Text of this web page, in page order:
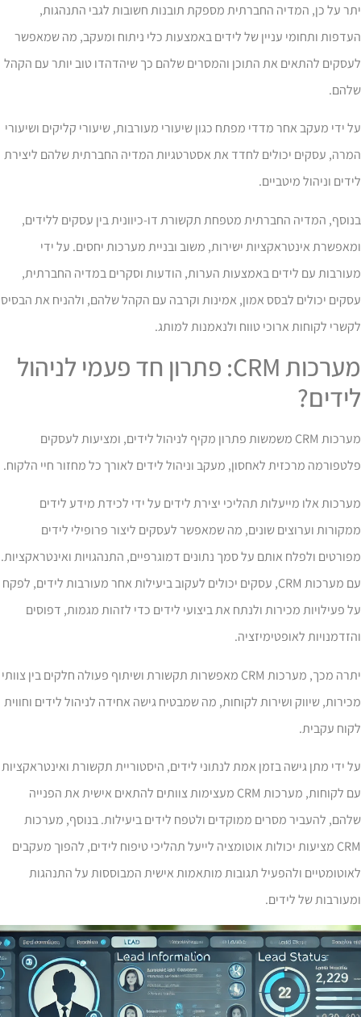
על כן, המדיה החברתית מספקת תובנות חשובות לגבי התנהגות,
ותחומי עניין של לידים באמצעות כלי ניתוח ומעקב, מה שמאפשר
להתאים את התוכן והמסרים שלהם כך שיהדהדו טוב יותר עם הקהל
ידי מעקב אחר מדדי מפתח כגון שיעורי מעורבות, שיעורי קליקים ושיעורי
עסקים יכולים לחדד את אסטרטגיות המדיה החברתית שלהם ליצירת
וניהול מיטביים.
המדיה החברתית מטפחת תקשורת דו-כיוונית בין עסקים ללידים,
אינטראקציות ישירות, משוב ובניית מערכות יחסים. על ידי
עם לידים באמצעות הערות, הודעות וסקרים במדיה החברתית,
יכולים לבסס אמון, אמינות וקרבה עם הקהל שלהם, ולהניח את הבסיס
לקוחות ארוכי טווח ולנאמנות למותג.
מערכות CRM: פתרון חד פעמי לניהול
מערכות CRM משמשות פתרון מקיף לניהול לידים, ומציעות לעסקים
מרכזית לאחסון, מעקב וניהול לידים לאורך כל מחזור חיי הלקוח.
אלו מייעלות תהליכי יצירת לידים על ידי לכידת מידע לידים
וערוצים שונים, מה שמאפשר לעסקים ליצור פרופילי לידים
ולפלח אותם על סמך נתונים דמוגרפיים, התנהגויות ואינטראקציות.
עם מערכות CRM, עסקים יכולים לעקוב ביעילות אחר מעורבות לידים, לפקח
פעילויות מכירות ולנתח את ביצועי לידים כדי לזהות מגמות, דפוסים
לאופטימיזציה.
יתרה מכך, מערכות CRM מאפשרות תקשורת ושיתוף פעולה חלקים בין צוותי
שיווק ושירות לקוחות, מה שמבטיח גישה אחידה לניהול לידים וחווית
עקבית.
ידי מתן גישה בזמן אמת לנתוני לידים, היסטוריית תקשורת ואינטראקציות
עם לקוחות, מערכות CRM מעצימות צוותים להתאים אישית את הפנייה
להעביר מסרים ממוקדים ולטפח לידים ביעילות. בנוסף, מערכות
CRM מציעות יכולות אוטומציה לייעל תהליכי טיפוח לידים, להפוך מעקבים
ולהפעיל תגובות מותאמות אישית המבוססות על התנהגות
של לידים.